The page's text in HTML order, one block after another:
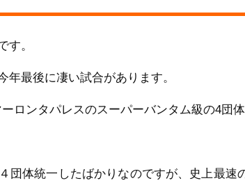
す。
最後に凄い試合があります。
ロンタパレスのスーパーバンタム級の4団体
団体統一したばかりなのですが、史上最速